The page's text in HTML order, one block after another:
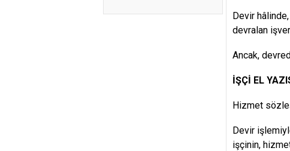
Devir
devralan
Ancak,
İŞÇİ EL
Hizmet
Devir
işçinin,